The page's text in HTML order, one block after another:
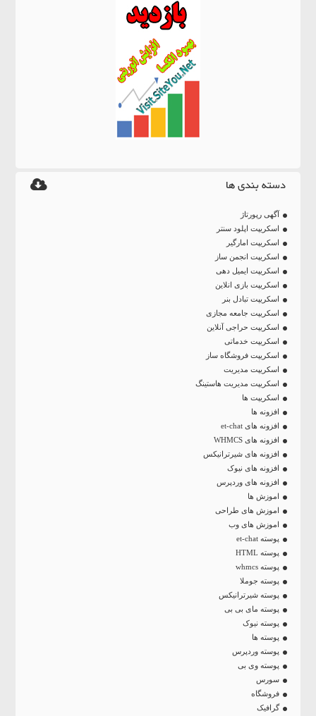
دسته بندی ها
آگهی رپورتاژ
اسکریپت اپلود سنتر
اسکریپت امارگیر
اسکریپت انجمن ساز
اسکریپت ایمیل دهی
اسکریپت بازی انلاین
اسکریپت تبادل بنر
اسکریپت جامعه مجازی
اسکریپت حراجی آنلاین
اسکریپت خدماتی
اسکریپت فروشگاه ساز
اسکریپت مدیریت
اسکریپت مدیریت هاستینگ
اسکریپت ها
افزونه ها
افزونه های et-chat
افزونه های WHMCS
افزونه های شیرترانیکس
افزونه های نیوک
افزونه های وردپرس
اموزش ها
اموزش های طراحی
اموزش های وب
پوسته et-chat
پوسته HTML
پوسته whmcs
پوسته جوملا
پوسته شیرترانیکس
پوسته مای بی بی
پوسته نیوک
پوسته ها
پوسته وردپرس
پوسته وی بی
سورس
فروشگاه
گرافیک